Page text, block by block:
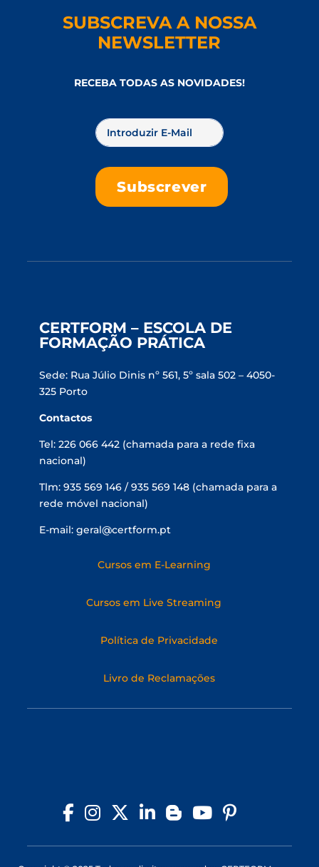
SUBSCREVA A NOSSA
NEWSLETTER
RECEBA TODAS AS NOVIDADES!
CERTFORM – ESCOLA DE
FORMAÇÃO PRÁTICA
Sede: Rua Júlio Dinis nº 561, 5º sala 502 – 4050-
325 Porto
Contactos
Tel: 226 066 442 (chamada para a rede fixa
nacional)
Tlm: 935 569 146 / 935 569 148 (chamada para a
rede móvel nacional)
E-mail: geral@certform.pt
Cursos em E-Learning
Cursos em Live Streaming
Política de Privacidade
Livro de Reclamações